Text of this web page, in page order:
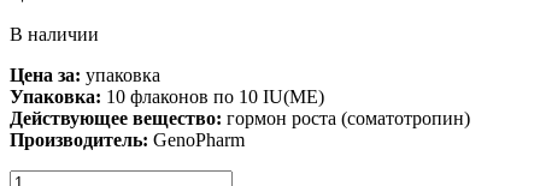
В наличии
Цена за: упаковка
Упаковка: 10 флаконов по 10 IU(ME)
Действующее вещество: гормон роста (соматотропин)
Производитель: GenoPharm